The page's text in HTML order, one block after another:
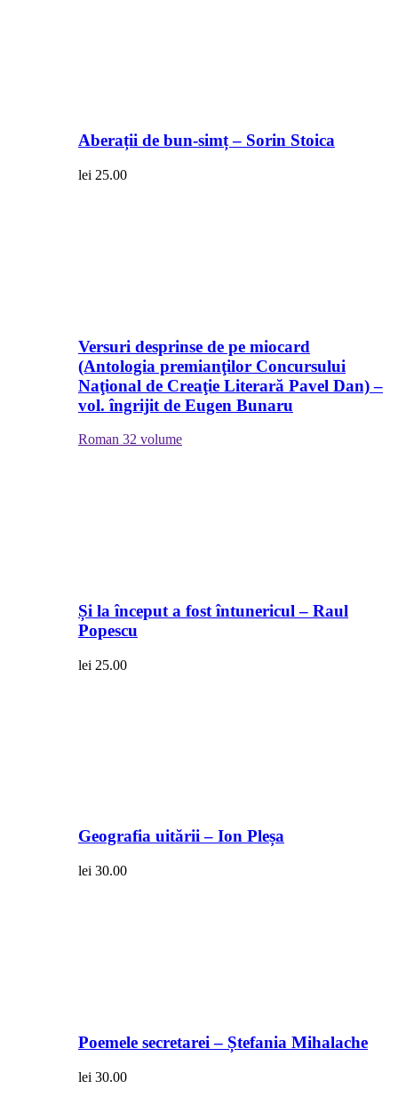
Aberații de bun-simț – Sorin Stoica
lei 25.00
Versuri desprinse de pe miocard
(Antologia premianţilor Concursului
Naţional de Creaţie Literară Pavel Dan) –
vol. îngrijit de Eugen Bunaru
Roman 32 volume
Și la început a fost întunericul – Raul
Popescu
lei 25.00
Geografia uitării – Ion Pleșa
lei 30.00
Poemele secretarei – Ștefania Mihalache
lei 30.00